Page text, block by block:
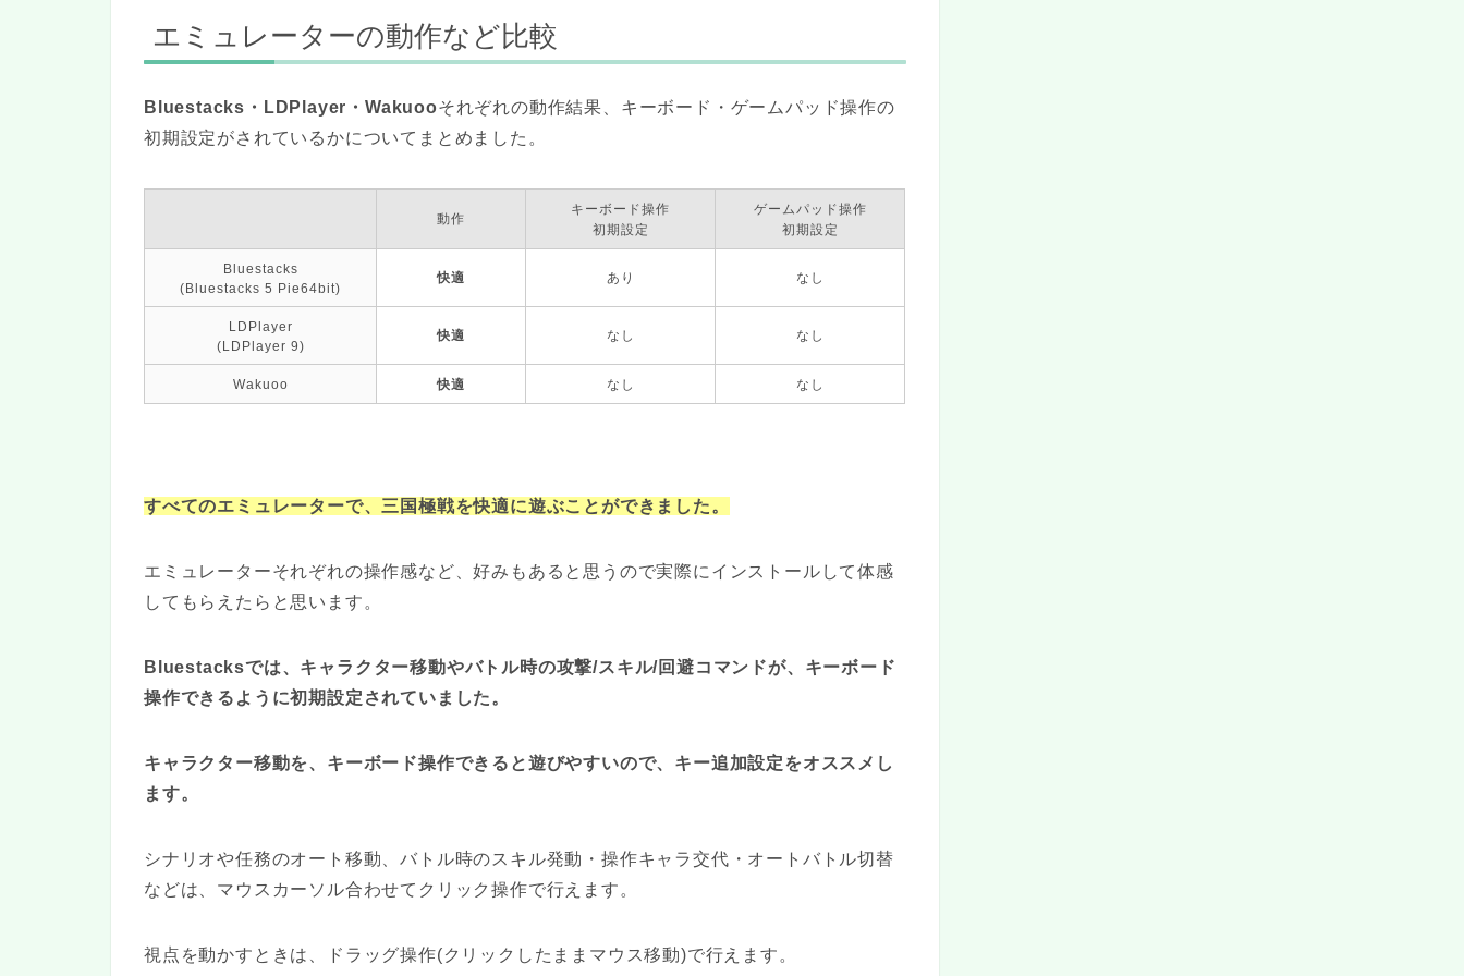
エミュレーターの動作など比較
Bluestacks・ LDPlayer・Wakuooそれぞれの動作結果、キーボード・ゲームパッド操作の
初期設定がされているかについてまとめました。
動作
キーボード操作
初期設定
ゲームパッド操作
初期設定
Bluestacks
(Bluestacks 5 Pie64bit)
快適 あり なし
LDPlayer
(LDPlayer 9)
快適 なし なし
Wakuoo 快適 なし なし
すべてのエミュレーターで、三国極戦を快適に遊ぶことができました。
エミュレーターそれぞれの操作感など、好みもあると思うので実際にインストールして体感
してもらえたらと思います。
Bluestacksでは、キャラクター移動やバトル時の攻撃/スキル/回避コマンドが、キーボード
操作できるように初期設定されていました。
キャラクター移動を、キーボード操作できると遊びやすいので、キー追加設定をオススメし
ます。
シナリオや任務のオート移動、バトル時のスキル発動・操作キャラ交代・オートバトル切替
などは、マウスカーソル合わせてクリック操作で行えます。
視点を動かすときは、ドラッグ操作(クリックしたままマウス移動)で行えます。